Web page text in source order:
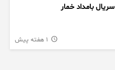
سریال بامداد خمار